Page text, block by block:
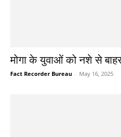
मोगा के युवाओं को नशे से
Fact Recorder Bureau - May 16, 2025